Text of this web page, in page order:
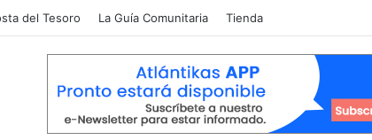
del Tesoro La Guía Comunitaria Tienda